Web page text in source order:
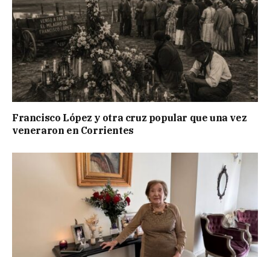
Francisco López y otra cruz popular que una vez
veneraron en Corrientes